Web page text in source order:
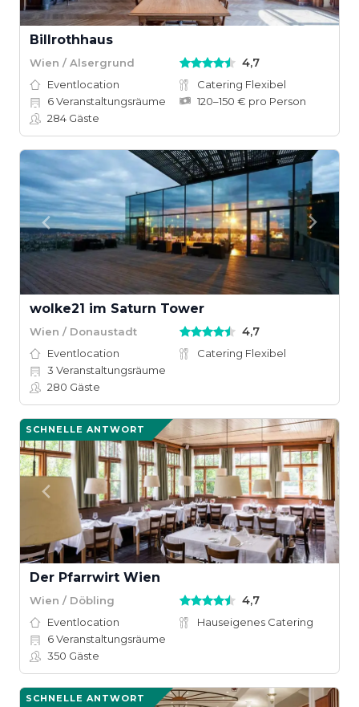
Billrothhaus
Wien / Alsergrund 4,7
Eventlocation
Catering Flexibel
6Veranstaltungsräume
120–150 € pro Person
284 Gäste
wolke21 im Saturn Tower
Wien / Donaustadt 4,7
Eventlocation
Catering Flexibel
3 Veranstaltungsräume
280 Gäste
SCHNELLE ANTWORT
Der Pfarrwirt Wien
Wien / Döbling 4,7
Eventlocation
Hauseigenes Catering
6Veranstaltungsräume
350 Gäste
SCHNELLE ANTWORT